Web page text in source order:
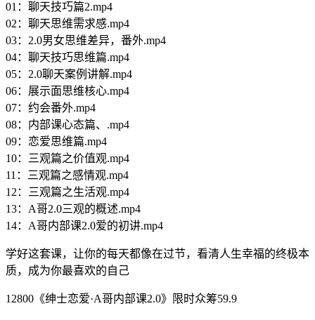
01：聊天技巧篇2.mp4
02：聊天思维需求感.mp4
03：2.0男女思维差异，番外.mp4
04：聊天技巧思维篇.mp4
05：2.0聊天案例讲解.mp4
06：展示面思维核心.mp4
07：约会番外.mp4
08：内部课心态篇、.mp4
09：恋爱思维篇.mp4
10：三观篇之价值观.mp4
11：三观篇之感情观.mp4
12：三观篇之生活观.mp4
13：A哥2.0三观的概述.mp4
14：A哥内部课2.0爱的初讲.mp4
学好这套课，让你的每天都像在过节，看清人生幸福的终极本
质，成为你最喜欢的自己
12800《绅士恋爱·A哥内部课2.0》限时众筹59.9